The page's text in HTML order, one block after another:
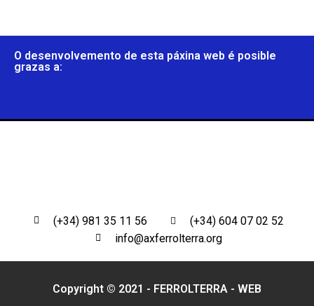
O desenvolvemento de esta páxina web é posible
grazas a:
(+34) 981 35 11 56
(+34) 604 07 02 52
info@axferrolterra.org
Copyright © 2021 - FERROLTERRA - WEB